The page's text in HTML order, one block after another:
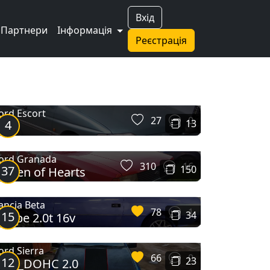
Вхід
Реєстрація
Партнери Інформація
4 13
Escort
27 0
37 150
Granada
of Hearts 310 16
15 34
Beta
2.0t 16v 78 1
12 23
Sierra
2.0 66 0